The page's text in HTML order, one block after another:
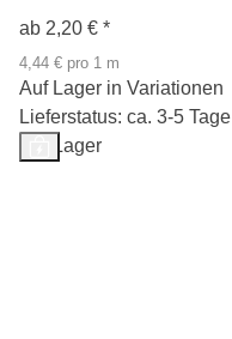
ab 2,20 € *
4,44 € pro 1 m
Auf Lager in Variationen
Lieferstatus: ca. 3-5 Tage
Auf Lager